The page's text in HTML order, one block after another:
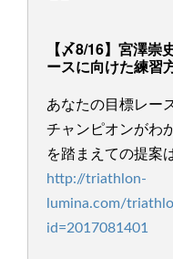
【〆8/16】宮澤
ースに向けた練習
あなたの目標レー
チャンピオンがわ
を踏まえての提案
http://triathlon-
lumina.com/
id=2017081401